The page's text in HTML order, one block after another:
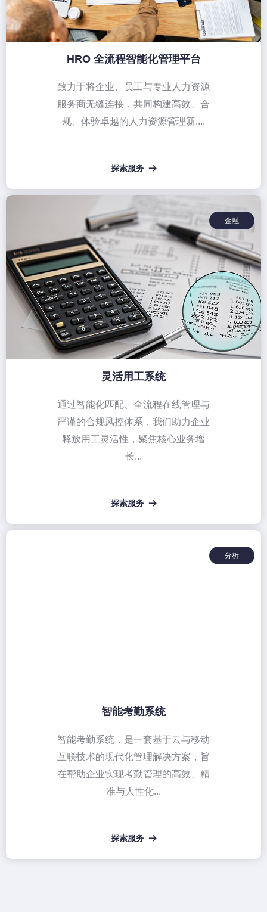
探索服务 뀠
HRO 全流程智能化管理平台
致力于将企业、员工与专业人力资源
服务商无缝连接，共同构建高效、合
规、体验卓越的人力资源管理新....
金融
探索服务 뀠
灵活用工系统
通过智能化匹配、全流程在线管理与
严谨的合规风控体系，我们助力企业
释放用工灵活性，聚焦核心业务增
长...
分析
探索服务 뀠
智能考勤系统
智能考勤系统，是一套基于云与移动
互联技术的现代化管理解决方案，旨
在帮助企业实现考勤管理的高效、精
准与人性化...